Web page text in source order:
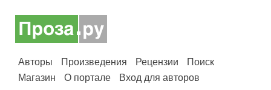
Авторы Произведения Рецензии
Поиск
Магазин
О портале Вход для авторов